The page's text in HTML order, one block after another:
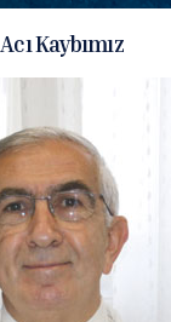
Acı Kaybımız